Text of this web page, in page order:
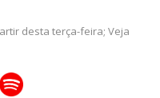
desta terça-feira; Veja